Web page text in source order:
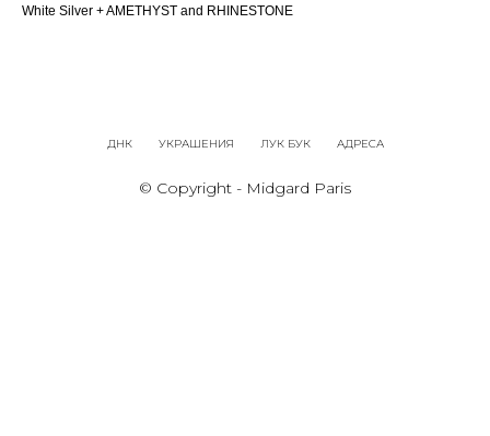
White Silver + AMETHYST and RHINESTONE
ДНК УКРАШЕНИЯ ЛУК БУК АДРЕСА
© Copyright - Midgard Paris